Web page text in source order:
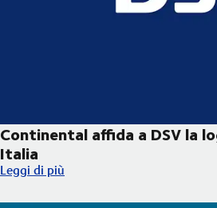
Continental affida a DSV la
Italia
Continental affida a DSV la logistica
Leggi di più